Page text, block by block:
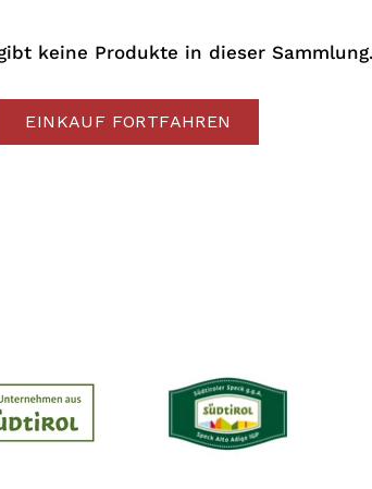
keine Produkte in dieser Sammlung.
EINKAUF FORTFAHREN